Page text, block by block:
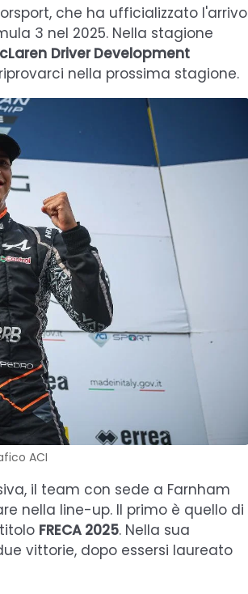
che ha ufficializzato l'arrivo
3 nel 2025. Nella stagione
Driver Development
nella prossima stagione.
ACI
il team con sede a Farnham
nella line-up. Il primo è quello di
FRECA 2025. Nella sua
vittorie, dopo essersi laureato